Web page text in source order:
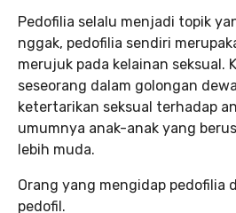
Pedofilia selalu menjadi topik
nggak, pedofilia sendiri
merujuk pada kelainan seksual.
seseorang dalam golongan
ketertarikan seksual terhadap
umumnya anak-anak yang
lebih muda.
Orang yang mengidap pedofilia
pedofil.